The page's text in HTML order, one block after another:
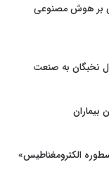
بر هوش مصنوعی
نخبگان به صنعت
الکترومغناطیس»